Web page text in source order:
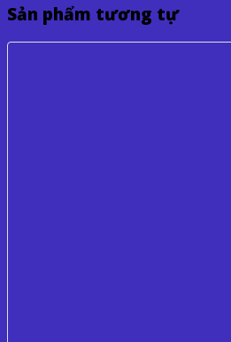
Sản phẩm tương tự